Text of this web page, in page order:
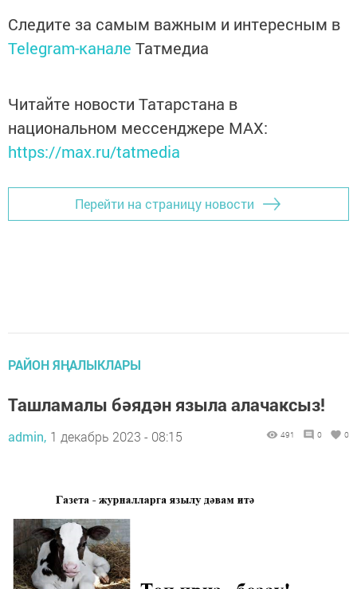
Следите за самым важным и интересным в
Telegram-канале Татмедиа
Читайте новости Татарстана в
национальном мессенджере MАХ:
https://max.ru/tatmedia
Перейти на страницу новости
РАЙОН ЯҢАЛЫКЛАРЫ
Ташламалы бәядән языла алачаксыз!
admin, 1 декабрь 2023 - 08:15 491 0 0